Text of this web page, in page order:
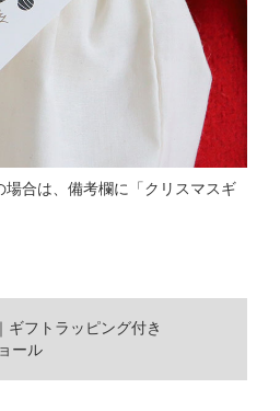
場合は、備考欄に「クリスマスギ
ギフトラッピング付き
ール